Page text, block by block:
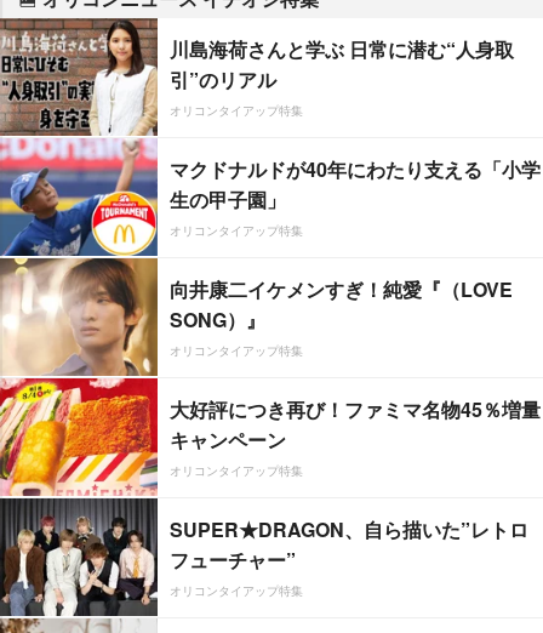
川島海荷さんと学ぶ 日常に潜む“人身取
引”のリアル
オリコンタイアップ特集
マクドナルドが40年にわたり支える「小学
生の甲子園」
オリコンタイアップ特集
向井康二イケメンすぎ！純愛『（LOVE
SONG）』
オリコンタイアップ特集
大好評につき再び！ファミマ名物45％増量
キャンペーン
オリコンタイアップ特集
SUPER★DRAGON、自ら描いた”レトロ
フューチャー”
オリコンタイアップ特集